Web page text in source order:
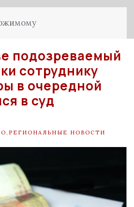
подозреваемый
сотруднику
в очередной
в суд
РЕГИОНАЛЬНЫЕ НОВОСТИ